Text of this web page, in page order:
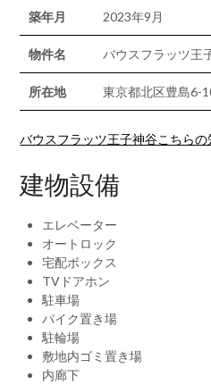
築年月 2023年9月
物件名 バウスフラッツ王
所在地 東京都北区豊島6-
バウスフラッツ王子神谷こちらの
建物設備
エレベーター
オートロック
宅配ボックス
TVドアホン
駐車場
バイク置き場
駐輪場
敷地内ゴミ置き場
内廊下